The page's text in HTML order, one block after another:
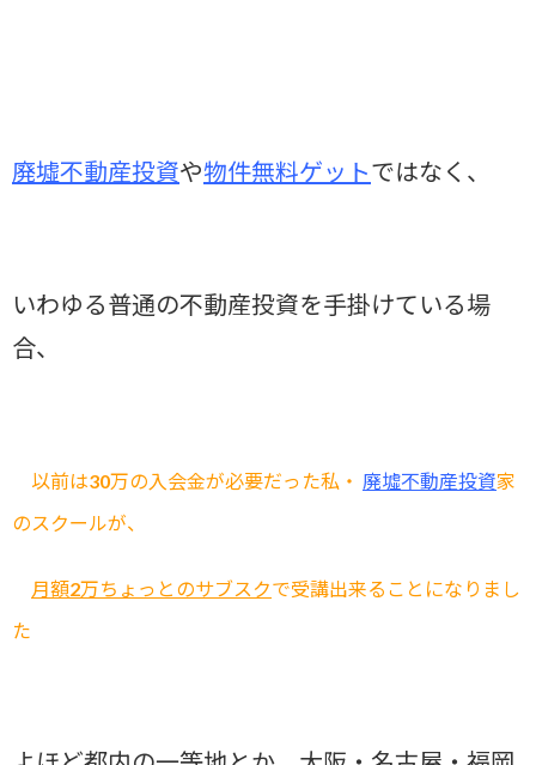
廃墟不動産投資や物件無料ゲットではなく、
いわゆる普通の不動産投資を手掛けている場
合、
以前は30万の入会金が必要だった私・ 廃墟不動産投資家
のスクールが、
月額2万ちょっとのサブスクで受講出来ることになりまし
た